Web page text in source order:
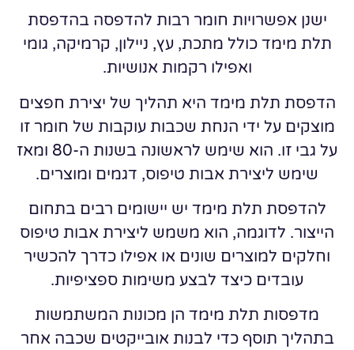
ישנן אפשרויות חומר רבות להדפסה בהדפסת
תלת מימד כולל מתכת, עץ, ניילון, קרמיקה, גומי
ואפילו רקמות אנושיות.
הדפסת תלת מימד היא תהליך של יצירת חפצים
מוצקים על ידי הנחת שכבות עוקבות של חומר זו
על גבי זו. הוא שימש לראשונה בשנות ה-80 ומאז
שימש ליצירת אבות טיפוס, דגמים ומוצרים.
להדפסת תלת מימד יש יישומים רבים בתחום
הייצור. לדוגמה, הוא משמש ליצירת אבות טיפוס
וחלקים למוצרים שונים או אפילו כדרך להכשיר
עובדים כיצד לבצע משימות ספציפיות.
מדפסות תלת מימד הן מכונות המשתמשות
בתהליך תוסף כדי לבנות אובייקטים שכבה אחר